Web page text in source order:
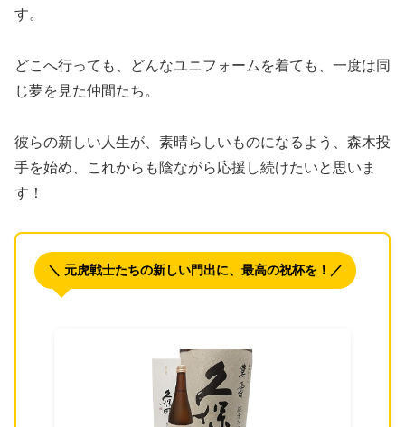
す。
どこへ行っても、どんなユニフォームを着ても、一度は同
じ夢を見た仲間たち。
彼らの新しい人生が、素晴らしいものになるよう、森木投
手を始め、これからも陰ながら応援し続けたいと思いま
す！
＼ 元虎戦士たちの新しい門出に、最高の祝杯を！／